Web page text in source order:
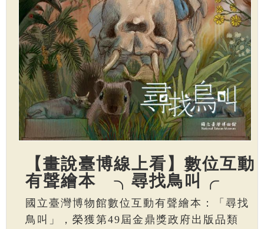
【畫說臺博線上看】數位互動
有聲繪本 ╮尋找鳥叫╭
國立臺灣博物館數位互動有聲繪本：「尋找
鳥叫」，榮獲第49屆金鼎獎政府出版品類